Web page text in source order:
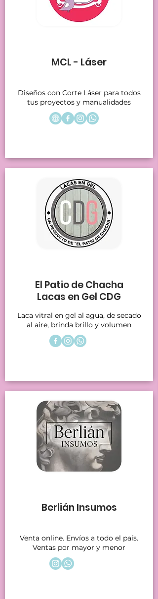
MCL - Láser
Diseños con Corte Láser para todos
tus proyectos y manualidades
El Patio de Chacha
Lacas en Gel CDG
Laca vitral en gel al agua, de secado
al aire, brinda brillo y volumen
Berlián Insumos
Venta online. Envíos a todo el país.
Ventas por mayor y menor